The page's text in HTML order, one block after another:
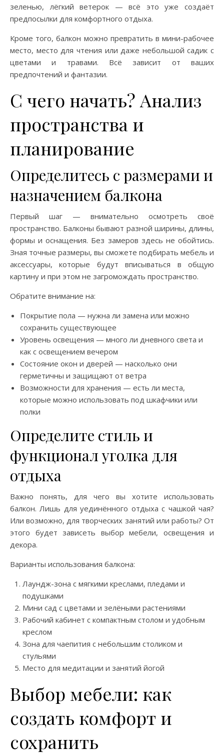
зеленью, лёгкий ветерок — всё это уже создаёт
предпосылки для комфортного отдыха.
Кроме того, балкон можно превратить в мини-рабочее
место, место для чтения или даже небольшой садик с
цветами и травами. Всё зависит от ваших
предпочтений и фантазии.
С чего начать? Анализ
пространства и
планирование
Определитесь с размерами и
назначением балкона
Первый шаг — внимательно осмотреть своё
пространство. Балконы бывают разной ширины, длины,
формы и оснащения. Без замеров здесь не обойтись.
Зная точные размеры, вы сможете подбирать мебель и
аксессуары, которые будут вписываться в общую
картину и при этом не загромождать пространство.
Обратите внимание на:
Покрытие пола — нужна ли замена или можно
сохранить существующее
Уровень освещения — много ли дневного света и
как с освещением вечером
Состояние окон и дверей — насколько они
герметичны и защищают от ветра
Возможности для хранения — есть ли места,
которые можно использовать под шкафчики или
полки
Определите стиль и
функционал уголка для
отдыха
Важно понять, для чего вы хотите использовать
балкон. Лишь для уединённого отдыха с чашкой чая?
Или возможно, для творческих занятий или работы? От
этого будет зависеть выбор мебели, освещения и
декора.
Варианты использования балкона:
Лаундж-зона с мягкими креслами, пледами и
подушками
Мини сад с цветами и зелёными растениями
Рабочий кабинет с компактным столом и удобным
креслом
Зона для чаепития с небольшим столиком и
стульями
Место для медитации и занятий йогой
Выбор мебели: как
создать комфорт и
сохранить